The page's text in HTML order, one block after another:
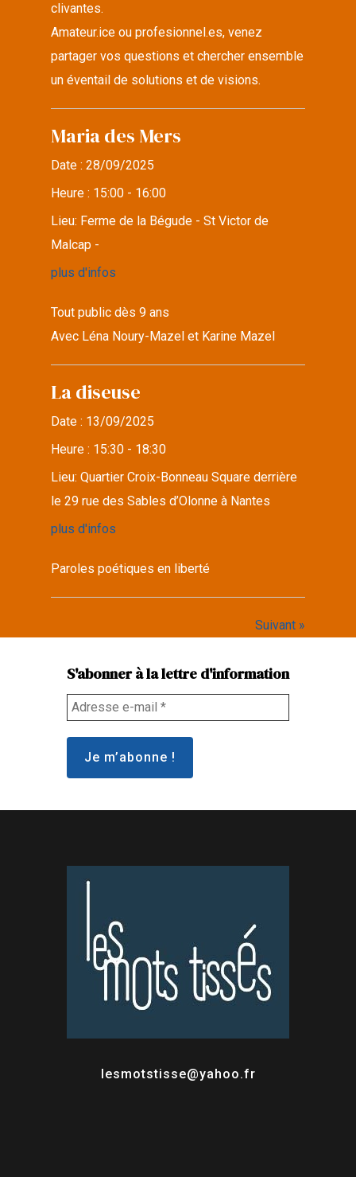
clivantes.
Amateur.ice ou profesionnel.es, venez
partager vos questions et chercher ensemble
un éventail de solutions et de visions.
Maria des Mers
Date :28/09/2025
Heure : 15:00 - 16:00
Lieu: Ferme de la Bégude - St Victor de
Malcap -
plus d'infos
Tout public dès 9 ans
Avec Léna Noury-Mazel et Karine Mazel
La diseuse
Date : 13/09/2025
Heure : 15:30 - 18:30
Lieu:Quartier Croix-Bonneau Square derrière
le 29 rue des Sables d’Olonne à Nantes
plus d'infos
Paroles poétiques en liberté
Suivant »
S'abonner à la lettre d'information
lesmotstisse@yahoo.fr